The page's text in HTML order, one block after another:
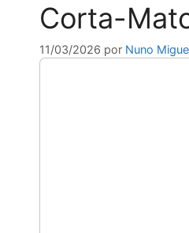
Corta-
11/03/2026 por Nuno